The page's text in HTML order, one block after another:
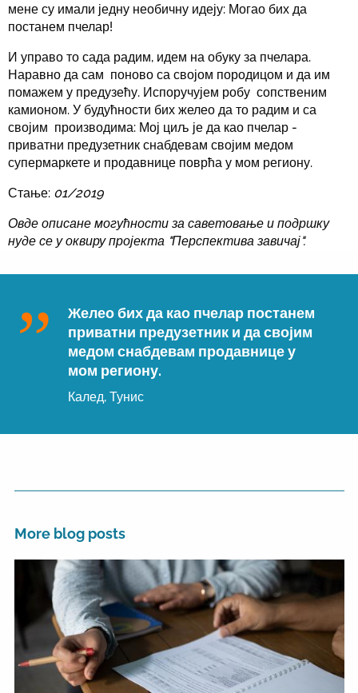
мене су имали једну необичну идеју: Могао бих да
постанем пчелар!
И управо то сада радим, идем на обуку за пчелара.
Наравно да сам поново са својом породицом и да им
помажем у предузећу. Испоручујем робу сопственим
камионом. У будућности бих желео да то радим и са
својим производима: Мој циљ је да као пчелар -
приватни предузетник снабдевам својим медом
супермаркете и продавнице поврћа у мом региону.
Стање: 01/2019
Овде описане могућности за саветовање и подршку
нуде се у оквиру пројекта "Перспектива завичај".
Желео бих да као пчелар постанем
приватни предузетник и да својим
медом снабдевам продавнице у
мом региону.
Калед, Тунис
More blog posts